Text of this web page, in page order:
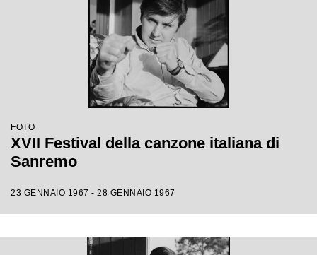
FOTO
XVII Festival della canzone italiana di
Sanremo
23 GENNAIO 1967 - 28 GENNAIO 1967